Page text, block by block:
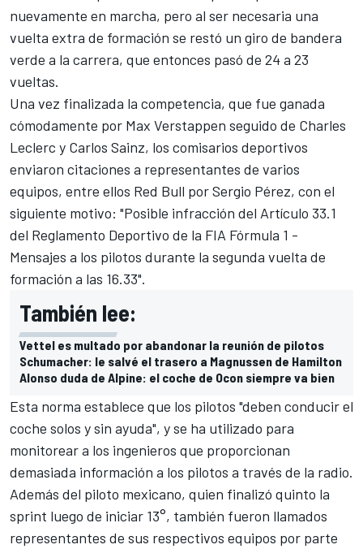
nuevamente en marcha, pero al ser necesaria una
vuelta extra de formación se restó un giro de bandera
verde a la carrera, que entonces pasó de 24 a 23
vueltas.
Una vez finalizada la competencia, que fue ganada
cómodamente por Max Verstappen seguido de Charles
Leclerc y Carlos Sainz, los comisarios deportivos
enviaron citaciones a representantes de varios
equipos, entre ellos Red Bull porSergio Pérez, con el
siguiente motivo: "Posible infracción del Artículo 33.1
del Reglamento Deportivo de la FIA Fórmula 1 -
Mensajes a los pilotos durante la segunda vuelta de
formación a las 16.33".
También lee:
Vettel es multado por abandonar la reunión de pilotos
Schumacher: le salvé el trasero a Magnussen de Hamilton
Alonso duda de Alpine: el coche de Ocon siempre va bien
Esta norma establece que los pilotos "deben conducir el
coche solos y sin ayuda", y se ha utilizado para
monitorear a los ingenieros que proporcionan
demasiada información a los pilotos a través de la radio.
Además del piloto mexicano, quien finalizó quinto la
sprint luego de iniciar 13°, también fueron llamados
representantes de sus respectivos equipos por parte